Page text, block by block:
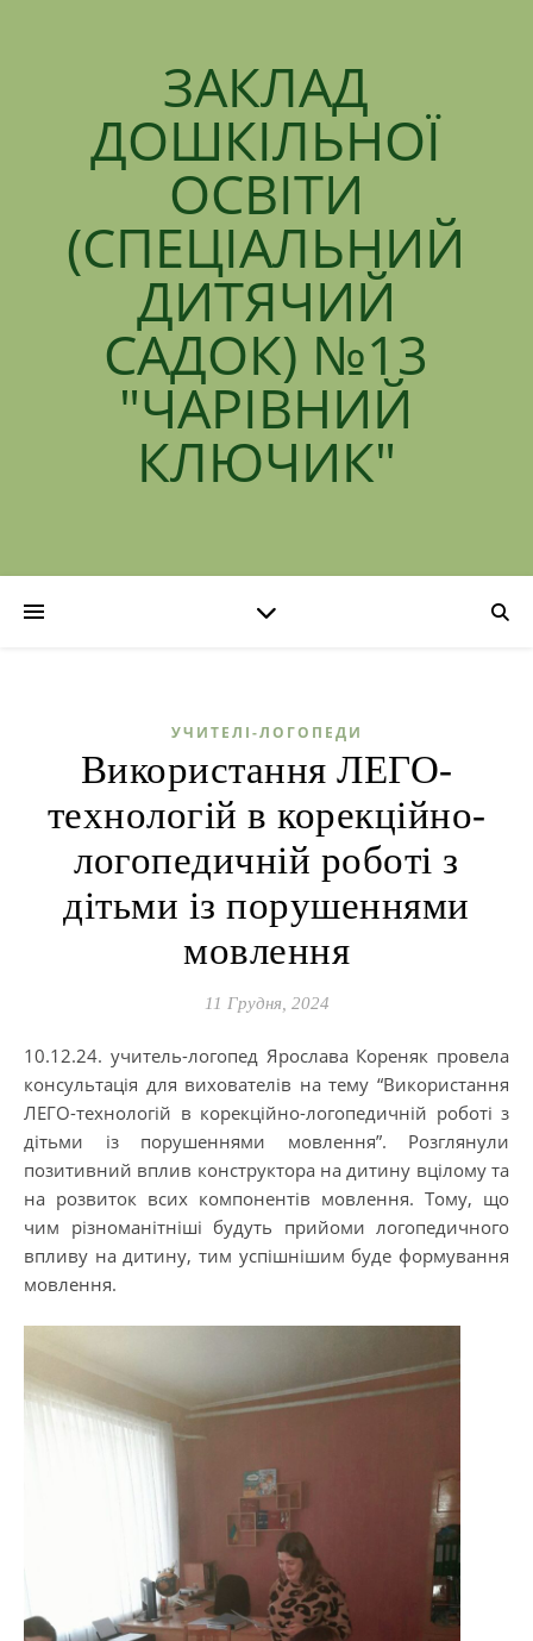
ЗАКЛАД
ДОШКІЛЬНОЇ
ОСВІТИ
(СПЕЦІАЛЬНИЙ
ДИТЯЧИЙ
САДОК) №13
"ЧАРІВНИЙ
КЛЮЧИК"
УЧИТЕЛІ-ЛОГОПЕДИ
Використання ЛЕГО-
технологій в корекційно-
логопедичній роботі з
дітьми із порушеннями
мовлення
11 Грудня, 2024
10.12.24. учитель-логопед Ярослава Кореняк провела
консультація для вихователів на тему “Використання
ЛЕГО-технологій в корекційно-логопедичній роботі з
дітьми із порушеннями мовлення”. Розглянули
позитивний вплив конструктора на дитину вцілому та
на розвиток всих компонентів мовлення. Тому, що
чим різноманітніші будуть прийоми логопедичного
впливу на дитину, тим успішнішим буде формування
мовлення.